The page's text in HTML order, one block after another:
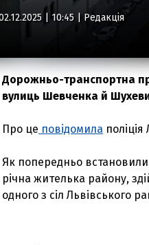
| 10:45 | Редакція
Дорожньо-транспортна
вулиць Шевченка й
Про це повідомила
Як попередньо встановили
річна жителька району,
одного з сіл Львівського